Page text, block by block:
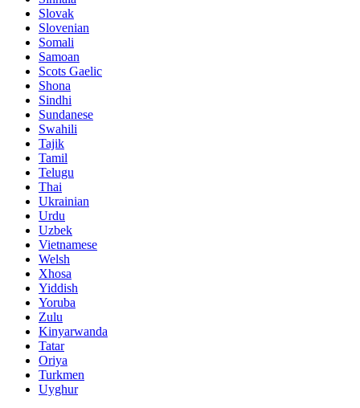
Slovak
Slovenian
Somali
Samoan
Scots Gaelic
Shona
Sindhi
Sundanese
Swahili
Tajik
Tamil
Telugu
Thai
Ukrainian
Urdu
Uzbek
Vietnamese
Welsh
Xhosa
Yiddish
Yoruba
Zulu
Kinyarwanda
Tatar
Oriya
Turkmen
Uyghur